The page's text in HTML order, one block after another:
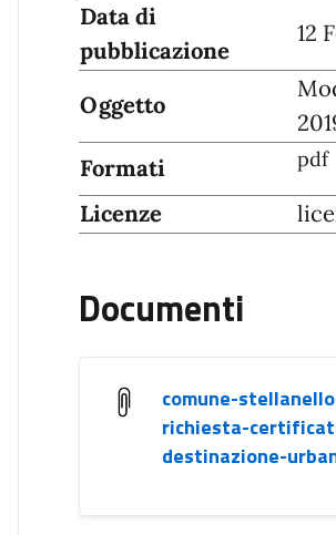
Data di
pubblicazione
12
Oggetto
Formati
pdf
Licenze
Documenti
comune-
richiesta-
destinazione-